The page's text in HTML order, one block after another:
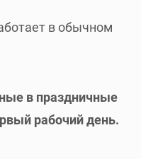
в обычном
в праздничные
рабочий день.